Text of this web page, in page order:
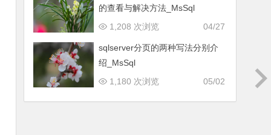
的查看与解决方法_MsSql
04/27
1,208 次浏览
sqlserver分页的两种写法分别介
绍_MsSql
05/02
1,180 次浏览